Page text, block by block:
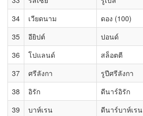
34
เวียดนาม ดอง (100)
35
อียิปต์ ปอนด์
36
โปแลนด์ สล็อตตี
37
ศรีลังกา รูปีศรีลังกา
38
อิรัก ดีนาร์อิรัก
39
บาห์เรน ดีนาร์บาห์เรน